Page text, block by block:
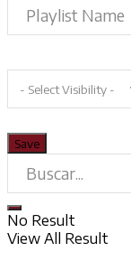
No Result
View All Result